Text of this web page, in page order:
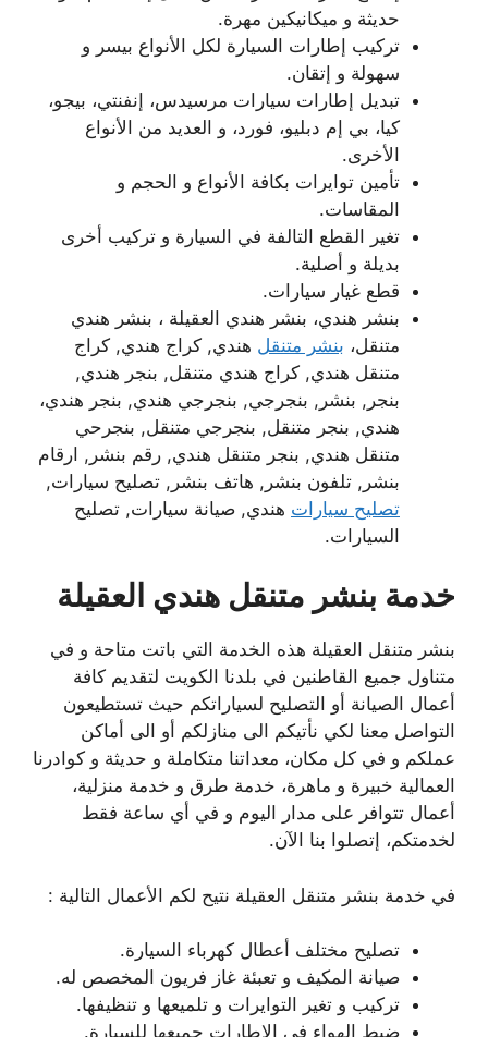
حديثة و ميكانيكين مهرة.
تركيب إطارات السيارة لكل الأنواع بيسر و
سهولة و إتقان.
تبديل إطارات سيارات مرسيدس، إنفنتي، بيجو،
كيا، بي إم دبليو، فورد، و العديد من الأنواع
الأخرى.
تأمين توايرات بكافة الأنواع و الحجم و
المقاسات.
تغير القطع التالفة في السيارة و تركيب أخرى
بديلة و أصلية.
قطع غيار سيارات.
بنشر هندي، بنشر هندي العقيلة ، بنشر هندي
متنقل، بنشر متنقل هندي, كراج هندي, كراج
متنقل هندي, كراج هندي متنقل, بنجر هندي,
بنجر, بنشر, بنجرجي, بنجرجي هندي, بنجر هندي،
هندي, بنجر متنقل, بنجرجي متنقل, بنجرحي
متنقل هندي, بنجر متنقل هندي, رقم بنشر, ارقام
بنشر, تلفون بنشر, هاتف بنشر, تصليح سيارات,
تصليح سيارات هندي, صيانة سيارات, تصليح
السيارات.
خدمة بنشر متنقل هندي العقيلة
بنشر متنقل العقيلة هذه الخدمة التي باتت متاحة و في
متناول جميع القاطنين في بلدنا الكويت لتقديم كافة
أعمال الصيانة أو التصليح لسياراتكم حيث تستطيعون
التواصل معنا لكي نأتيكم الى منازلكم أو الى أماكن
عملكم و في كل مكان، معداتنا متكاملة و حديثة و كوادرنا
العمالية خبيرة و ماهرة، خدمة طرق و خدمة منزلية،
أعمال تتوافر على مدار اليوم و في أي ساعة فقط
لخدمتكم، إتصلوا بنا الآن.
في خدمة بنشر متنقل العقيلة نتيح لكم الأعمال التالية :
تصليح مختلف أعطال كهرباء السيارة.
صيانة المكيف و تعبئة غاز فريون المخصص له.
تركيب و تغير التوايرات و تلميعها و تنظيفها.
ضبط الهواء في الإطارات جميعها للسيارة.